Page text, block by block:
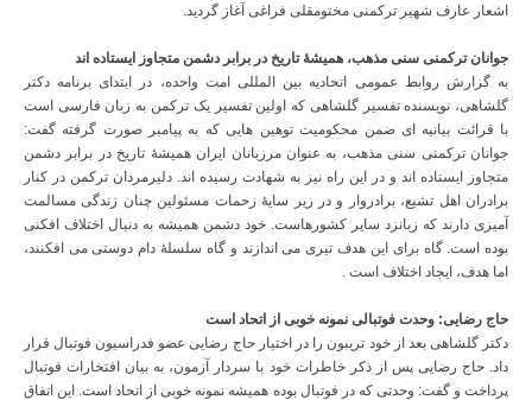
اشعار عارف شهیر ترکمنی مختومقلی فراغی آغاز گردید.
جوانان ترکمنی سنی مذهب، همیشۀ تاریخ در برابر دشمن متجاوز ایستاده اند
به گزارش روابط عمومی اتحادیه بین المللی امت واحده، در ابتدای برنامه دکتر
گلشاهی، نویسنده تفسیر گلشاهی که اولین تفسیر یک ترکمن به زبان فارسی است
با قرائت بیانیه ای ضمن محکومیت توهین هایی که به پیامبر صورت گرفته گفت:
جوانان ترکمنی سنی مذهب، به عنوان مرزبانان ایران همیشۀ تاریخ در برابر دشمن
متجاوز ایستاده اند و در این راه نیز به شهادت رسیده اند. دلیرمردان ترکمن در کنار
برادران اهل تشیع، برادروار و در زیر سایۀ زحمات مسئولین چنان زندگی مسالمت
آمیزی دارند که زبانزد سایر کشورهاست. خود دشمن همیشه به دنبال اختلاف افکنی
بوده است. گاه برای این هدف تیری می اندازند و گاه سلسلۀ دام دوستی می افکنند،
اما هدف، ایجاد اختلاف است .
حاج رضایی: وحدت فوتبالی نمونه خوبی از اتحاد است
دکتر گلشاهی بعد از خود تریبون را در اختیار حاج رضایی عضو فدراسیون فوتبال قرار
داد. حاج رضایی پس از ذکر خاطرات خود با سردار آزمون، به بیان افتخارات فوتبال
پرداخت و گفت: وحدتی که در فوتبال بوده همیشه نمونه خوبی از اتحاد است. این اتفاق